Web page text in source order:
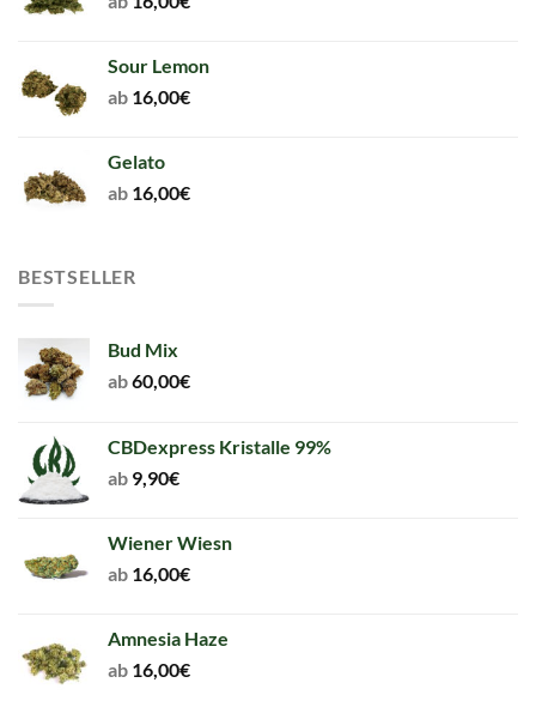
Sour Lemon
ab 16,00€
Gelato
ab 16,00€
BESTSELLER
Bud Mix
ab60,00€
CBDexpress Kristalle 99%
ab 9,90€
Wiener Wiesn
ab 16,00€
Amnesia Haze
ab 16,00€